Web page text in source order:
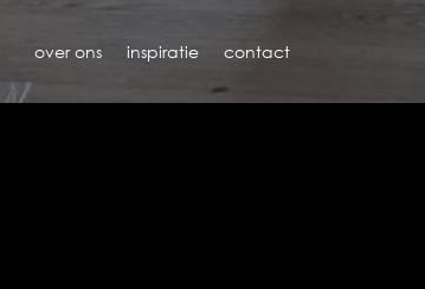
over ons inspiratie contact